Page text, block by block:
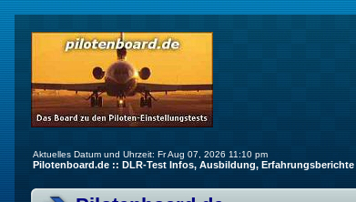
Aktuelles Datum und Uhrzeit: Fr Aug 07, 2026 11:10 pm
Pilotenboard.de :: DLR-Test Infos, Ausbildung,